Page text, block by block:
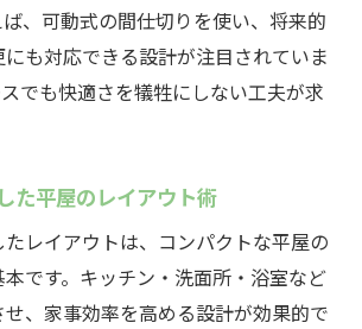
、可動式の間仕切りを使い、将来的
も対応できる設計が注目されていま
でも快適さを犠牲にしない工夫が求
た平屋のレイアウト術
レイアウトは、コンパクトな平屋の
です。キッチン・洗面所・浴室など
、家事効率を高める設計が効果的で